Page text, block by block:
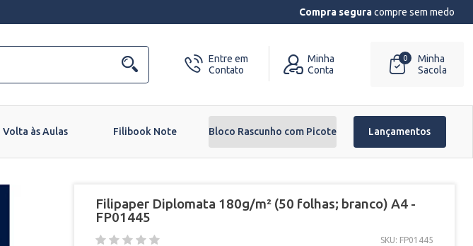
Compra seguracompre sem medo
Entre em
Contato
Minha
Conta
0
Minha
Sacola
Volta às Aulas Filibook Note Bloco Rascunho com Picote Lançamentos
Filipaper Diplomata 180g/m² (50 folhas; branco) A4 -
FP01445
SKU: FP01445